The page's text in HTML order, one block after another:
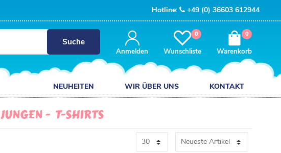
Hotline: +49 (0) 36603 612944
Suche
Anmelden
0
Wunschliste
0
Warenkorb
KONTAKT
WIR ÜBER UNS
NEUHEITEN
JUNGEN T-SHIRTS